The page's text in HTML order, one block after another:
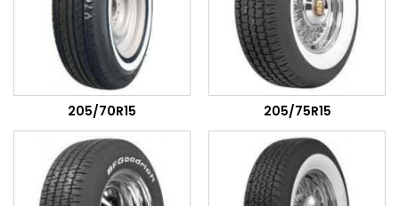
205/70R15 205/75R15